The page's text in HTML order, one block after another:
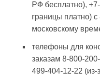
РФ бесплатно),
границы платно)
московскому
телефоны для
заказам 8-800-
499-404-12-22 (из-